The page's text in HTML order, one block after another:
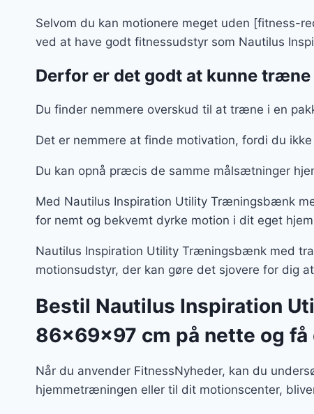
Selvom du kan motionere meget uden [fitness-
ved at have godt fitnessudstyr som Nautilus
Derfor er det godt at kunne træne
Du finder nemmere overskud til at træne i en
Det er nemmere at finde motivation, fordi du
Du kan opnå præcis de samme målsætninger
Med Nautilus Inspiration Utility Træningsbænk
for nemt og bekvemt dyrke motion i dit eget
Nautilus Inspiration Utility Træningsbænk med
motionsudstyr, der kan gøre det sjovere for dig
Bestil Nautilus Inspiration
86x69x97 cm på nette og
Når du anvender FitnessNyheder, kan du
hjemmetræningen eller til dit motionscenter,